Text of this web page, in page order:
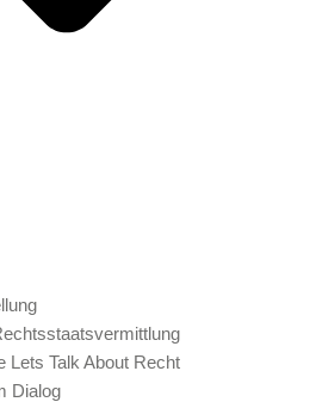
Lets Talk About Recht
Dialog